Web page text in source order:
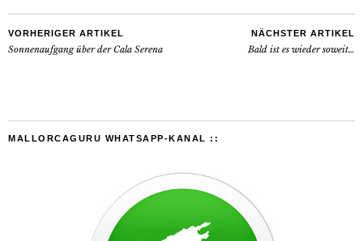
VORHERIGER ARTIKEL
Sonnenaufgang über der Cala Serena
NÄCHSTER ARTIKEL
Bald ist es wieder soweit…
MALLORCAGURU WHATSAPP-KANAL ::